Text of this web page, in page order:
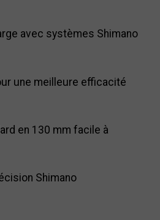
avec systèmes Shimano
une meilleure efficacité
en 130 mm facile à
Shimano